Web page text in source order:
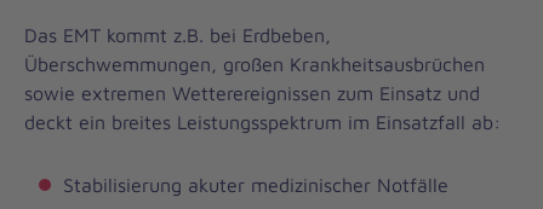
Das EMT kommt z.B. bei Erdbeben,
Überschwemmungen, großen Krankheitsausbrüchen
sowie extremen Wetterereignissen zum Einsatz und
deckt ein breites Leistungsspektrum im Einsatzfall ab:
Stabilisierung akuter medizinischer Notfälle